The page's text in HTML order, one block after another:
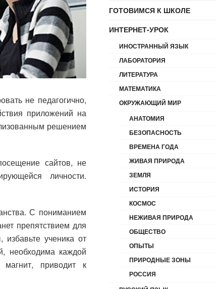
не педагогично,
приложений на
решением
сайтов, не
личности.
С пониманием
препятствием для
ученика от
необходима каждой
магнит, приводит к
ГОТОВИМСЯ К ШКОЛЕ
ИНТЕРНЕТ-УРОК
ИНОСТРАННЫЙ ЯЗЫК
ЛАБОРАТОРИЯ
ЛИТЕРАТУРА
МАТЕМАТИКА
ОКРУЖАЮЩИЙ МИР
АНАТОМИЯ
БЕЗОПАСНОСТЬ
ВРЕМЕНА ГОДА
ЖИВАЯ ПРИРОДА
ЗЕМЛЯ
ИСТОРИЯ
КОСМОС
НЕЖИВАЯ ПРИРОДА
ОБЩЕСТВО
ОПЫТЫ
ПРИРОДНЫЕ ЗОНЫ
РОССИЯ